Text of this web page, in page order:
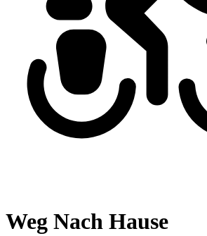
Weg Nach Hause